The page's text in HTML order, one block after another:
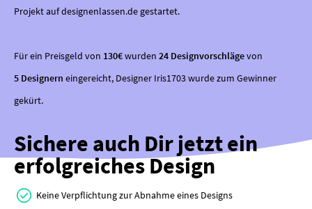
Projekt auf designenlassen.de gestartet.
Für ein Preisgeld von 130€wurden 24 Designvorschlägevon
5 Designern eingereicht, Designer Iris1703 wurde zum Gewinner
gekürt.
Sichere auch Dir jetzt ein
erfolgreiches Design
Keine Verpflichtung zur Abnahme eines Designs